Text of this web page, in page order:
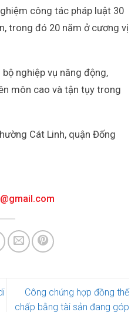
công tác pháp luật 30
trong đó 20 năm ở cương vị
nghiệp vụ năng động,
môn cao và tận tụy trong
Cát Linh, quận Đống
Công chứng hợp đồng thế
chấp bằng tài sản đang góp